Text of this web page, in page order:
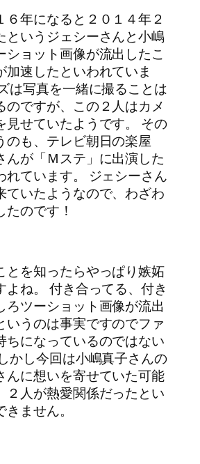
６年になると２０１４年２
というジェシーさんと小嶋
ショット画像が流出したこ
加速したといわれていま
は写真を一緒に撮ることは
のですが、この２人はカメ
見せていたようです。 その
のも、テレビ朝日の楽屋
んが「Ｍステ」に出演した
れています。 ジェシーさん
ていたようなので、わざわ
たのです！
とを知ったらやっぱり嫉妬
よね。 付き合ってる、付き
ろツーショット画像が流出
いうのは事実ですのでファ
ちになっているのではない
かし今回は小嶋真子さんの
んに想いを寄せていた可能
２人が熱愛関係だったとい
ません。